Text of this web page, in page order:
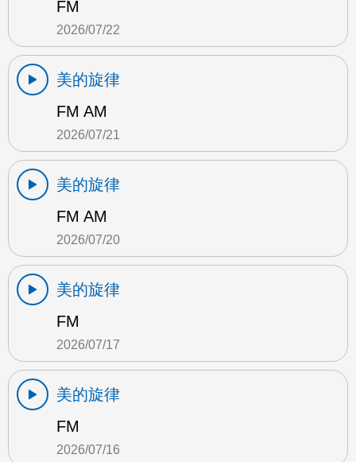
FM
2026/07/22
美的旋律
FM AM
2026/07/21
美的旋律
FM AM
2026/07/20
美的旋律
FM
2026/07/17
美的旋律
FM
2026/07/16